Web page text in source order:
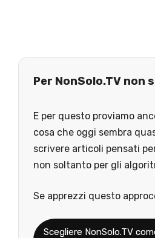
Per NonSolo.TV non
E per questo proviamo
cosa che oggi sembra
scrivere articoli pensati
non soltanto per gli
Se apprezzi questo
Scegliere NonSolo.TV